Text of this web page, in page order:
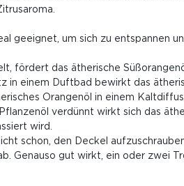
geeignet, um sich zu entspannen
fördert das ätherische
in einem Duftbad bewirkt das
Orangenöl in einem
verdünnt wirkt sich das
wird.
schon, den Deckel
Genauso gut wirkt, ein oder zwei